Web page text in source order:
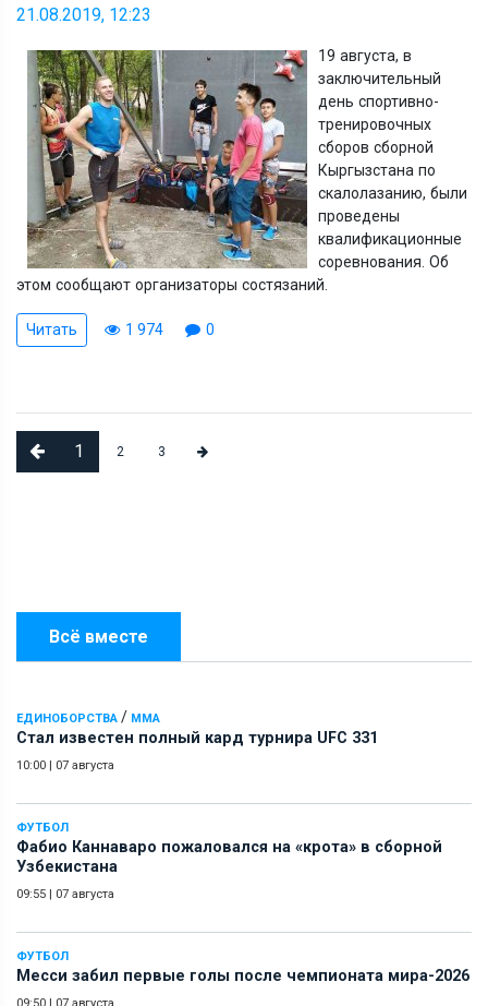
Всё вместе
ЕДИНОБОРСТВА / ММА
Стал известен полный кард турнира UFC 331
10:00 | 07 августа
ФУТБОЛ
Фабио Каннаваро пожаловался на «крота» в сборной
Узбекистана
09:55 | 07 августа
ФУТБОЛ
Месси забил первые голы после чемпионата мира-2026
09:50 | 07 августа
21.08.2019, 12:23
19 августа, в
заключительный
день спортивно-
тренировочных
сборов сборной
Кыргызстана по
скалолазанию, были
проведены
квалификационные
соревнования. Об
этом сообщают организаторы состязаний.
Читать 1 974 0
1 2 3